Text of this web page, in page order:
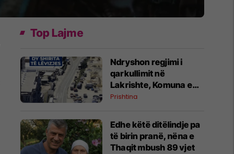
Top Lajme
Ndryshon regjimi i
qarkullimit në
Lakrishte, Komuna e
Prishtinës ofron
Prishtina
Edhe këtë ditëlindje pa
të birin pranë, nëna e
Thaqit mbush 89 vjet